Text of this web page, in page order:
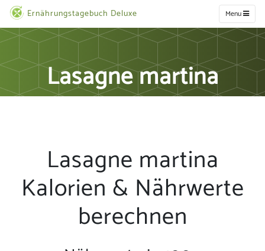
Ernährungstagebuch Deluxe Menu
Lasagne martina
Lasagne martina
Kalorien & Nährwerte
berechnen